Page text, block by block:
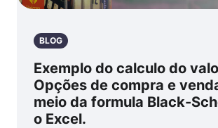
BLOG
Exemplo do calculo do
Opções de compra e
meio da formula Black-
o Excel.